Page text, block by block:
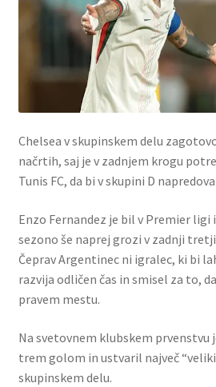
Chelsea v skupinskem delu
načrtih, saj je v zadnjem krogu
Tunis FC, da bi v skupini D
Enzo Fernandez je bil v Premier
sezono še naprej grozi v zadnji
Čeprav Argentinec ni igralec, ki bi
razvija odličen čas in smisel za to,
pravem mestu.
Na svetovnem klubskem prvenstvu
trem golom in ustvaril največ
skupinskem delu.